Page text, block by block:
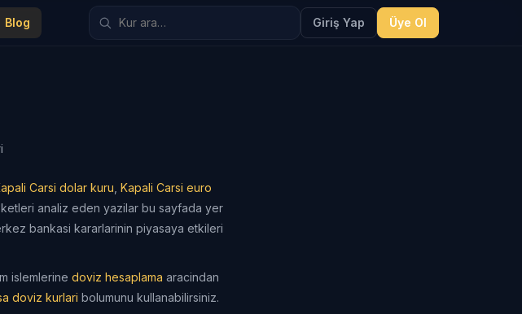
Blog Giriş Yap Üye Ol
Carsi dolar kuru Kapali Carsi euro
analiz eden yazilar bu sayfada yer
bankasi kararlarinin piyasaya etkileri
islemlerine doviz hesaplama aracindan
doviz kurlari bolumunu kullanabilirsiniz.